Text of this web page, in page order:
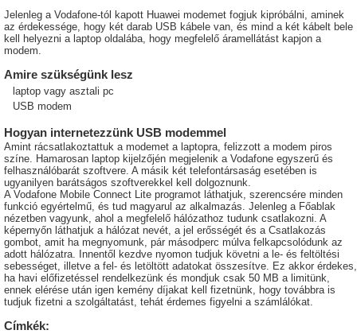
Jelenleg a Vodafone-tól kapott Huawei modemet fogjuk kipróbálni, aminek
az érdekessége, hogy két darab USB kábele van, és mind a két kábelt bele
kell helyezni a laptop oldalába, hogy megfelelő áramellátást kapjon a
modem.
Amire szükségünk lesz
laptop vagy asztali pc
USB modem
Hogyan internetezzünk USB modemmel
Amint rácsatlakoztattuk a modemet a laptopra, felizzott a modem piros
színe. Hamarosan laptop kijelzőjén megjelenik a Vodafone egyszerű és
felhasználóbarát szoftvere. A másik két telefontársaság esetében is
ugyanilyen barátságos szoftverekkel kell dolgoznunk.
A Vodafone Mobile Connect Lite programot láthatjuk, szerencsére minden
funkció egyértelmű, és tud magyarul az alkalmazás. Jelenleg a Főablak
nézetben vagyunk, ahol a megfelelő hálózathoz tudunk csatlakozni. A
képernyőn láthatjuk a hálózat nevét, a jel erősségét és a Csatlakozás
gombot, amit ha megnyomunk, pár másodperc múlva felkapcsolódunk az
adott hálózatra. Innentől kezdve nyomon tudjuk követni a le- és feltöltési
sebességet, illetve a fel- és letöltött adatokat összesítve. Ez akkor érdekes,
ha havi előfizetéssel rendelkezünk és mondjuk csak 50 MB a limitünk,
ennek elérése után igen kemény díjakat kell fizetnünk, hogy továbbra is
tudjuk fizetni a szolgáltatást, tehát érdemes figyelni a számlálókat.
Címkék: